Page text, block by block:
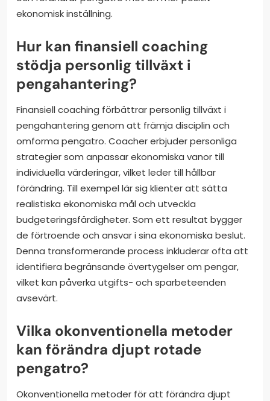
ekonomisk inställning.
Hur kan finansiell coaching
stödja personlig tillväxt i
pengahantering?
Finansiell coaching förbättrar personlig tillväxt i
pengahantering genom att främja disciplin och
omforma pengatro. Coacher erbjuder personliga
strategier som anpassar ekonomiska vanor till
individuella värderingar, vilket leder till hållbar
förändring. Till exempel lär sig klienter att sätta
realistiska ekonomiska mål och utveckla
budgeteringsfärdigheter. Som ett resultat bygger
de förtroende och ansvar i sina ekonomiska beslut.
Denna transformerande process inkluderar ofta att
identifiera begränsande övertygelser om pengar,
vilket kan påverka utgifts- och sparbeteenden
avsevärt.
Vilka okonventionella metoder
kan förändra djupt rotade
pengatro?
Okonventionella metoder för att förändra djupt